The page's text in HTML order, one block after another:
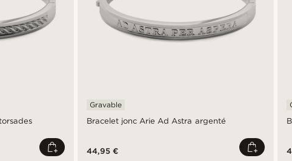
Bracelet jonc Arie Ad Astra argenté
Gravable
44,95 €